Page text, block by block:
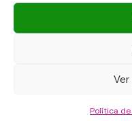
Política
Copyright © 2026 Las